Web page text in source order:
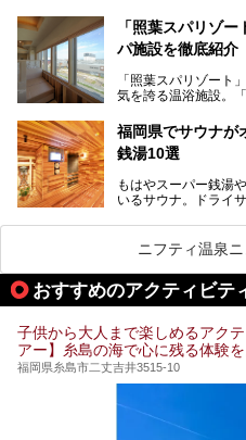
入浴客で賑わってい
そこで今回は、ニフ
ーム・併設するレス
介します！
「照葉スパリゾ
パ施設を徹底紹介
「照葉スパリゾート
気を誇る温浴施設。
常連客で賑わってい
そこで今回は、ニフ
ューズメント・宿泊
る全貌と魅力を徹底
福岡県でサウナが
銭湯10選
もはやスーパー銭湯
いるサウナ。ドライ
ペース、ロウリュウ
が充実した施設も多
今回はそんなサウナ
泉・銭湯・スパを10
ニフティ温泉
おすすめのアクティビテ
子供から大人まで楽しめるアク
アー】糸島の海で心に残る体験
福岡県糸島市二丈吉井3515-10